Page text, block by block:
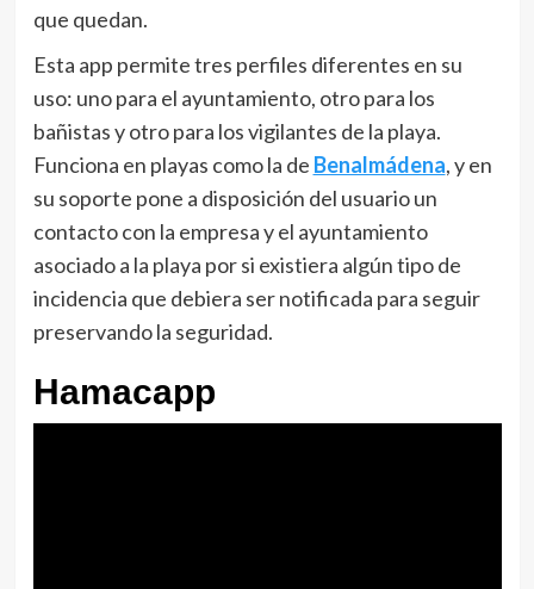
que quedan.
Esta app permite tres perfiles diferentes en su
uso: uno para el ayuntamiento, otro para los
bañistas y otro para los vigilantes de la playa.
Funciona en playas como la de Benalmádena, y en
su soporte pone a disposición del usuario un
contacto con la empresa y el ayuntamiento
asociado a la playa por si existiera algún tipo de
incidencia que debiera ser notificada para seguir
preservando la seguridad.
Hamacapp